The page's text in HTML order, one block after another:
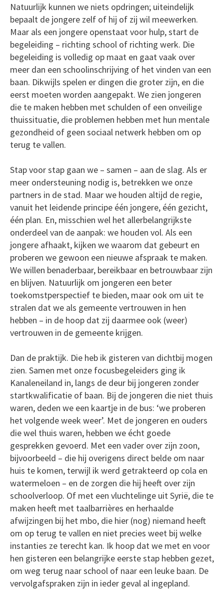
Natuurlijk kunnen we niets opdringen; uiteindelijk
bepaalt de jongere zelf of hij of zij wil meewerken.
Maar als een jongere openstaat voor hulp, start de
begeleiding – richting school of richting werk. Die
begeleiding is volledig op maat en gaat vaak over
meer dan een schoolinschrijving of het vinden van een
baan. Dikwijls spelen er dingen die groter zijn, en die
eerst moeten worden aangepakt. We zien jongeren
die te maken hebben met schulden of een onveilige
thuissituatie, die problemen hebben met hun mentale
gezondheid of geen sociaal netwerk hebben om op
terug te vallen.
Stap voor stap gaan we – samen – aan de slag. Als er
meer ondersteuning nodig is, betrekken we onze
partners in de stad. Maar we houden altijd de regie,
vanuit het leidende principe één jongere, één gezicht,
één plan. En, misschien wel het allerbelangrijkste
onderdeel van de aanpak: we houden vol. Als een
jongere afhaakt, kijken we waarom dat gebeurt en
proberen we gewoon een nieuwe afspraak te maken.
We willen benaderbaar, bereikbaar en betrouwbaar zijn
en blijven. Natuurlijk om jongeren een beter
toekomstperspectief te bieden, maar ook om uit te
stralen dat we als gemeente vertrouwen in hen
hebben – in de hoop dat zij daarmee ook (weer)
vertrouwen in de gemeente krijgen.
Dan de praktijk. Die heb ik gisteren van dichtbij mogen
zien. Samen met onze focusbegeleiders ging ik
Kanaleneiland in, langs de deur bij jongeren zonder
startkwalificatie of baan. Bij de jongeren die niet thuis
waren, deden we een kaartje in de bus: ‘we proberen
het volgende week weer’. Met de jongeren en ouders
die wel thuis waren, hebben we écht goede
gesprekken gevoerd. Met een vader over zijn zoon,
bijvoorbeeld – die hij overigens direct belde om naar
huis te komen, terwijl ik werd getrakteerd op cola en
watermeloen – en de zorgen die hij heeft over zijn
schoolverloop. Of met een vluchtelinge uit Syrië, die te
maken heeft met taalbarrières en herhaalde
afwijzingen bij het mbo, die hier (nog) niemand heeft
om op terug te vallen en niet precies weet bij welke
instanties ze terecht kan. Ik hoop dat we met en voor
hen gisteren een belangrijke eerste stap hebben gezet,
om weg terug naar school of naar een leuke baan. De
vervolgafspraken zijn in ieder geval al ingepland.